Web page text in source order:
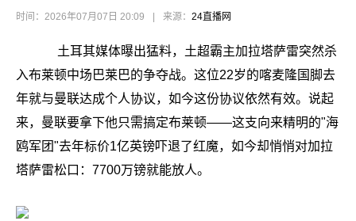
时间：2026年07月07日 20:09 来源： 24直播网
土耳其媒体曝出猛料，土超霸主加拉塔萨雷突然杀
入布莱顿中场巴莱巴的争夺战。这位22岁的喀麦隆国脚去
年就与曼联达成个人协议，如今这份协议依然有效。说起
来，曼联要拿下他只需搞定布莱顿——这支向来精明的"海
鸥军团"去年标价1亿英镑吓退了红魔，如今却悄悄对加拉
塔萨雷松口：7700万镑就能放人。